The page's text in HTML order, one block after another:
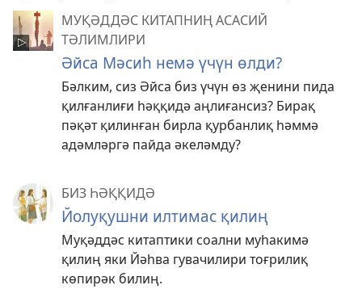
МУҚӘДДӘС КИТАПНИҢ АСАСИЙ
ТӘЛИМЛИРИ
Әйса Мәсиһ немә үчүн өлди?
Бәлким, сиз Әйса биз үчүн өз җенини пида
қилғанлиғи һәққидә аңлиғансиз? Бирақ
пәқәт қилинған бирла қурбанлиқ һәммә
адәмләргә пайда әкеләмду?
БИЗ ҺӘҚҚИДӘ
Йолуқушни илтимас қилиң
Муқәддәс китаптики соални муһакимә
қилиң яки Йәһва гувачилири тоғрилиқ
көпирәк билиң.